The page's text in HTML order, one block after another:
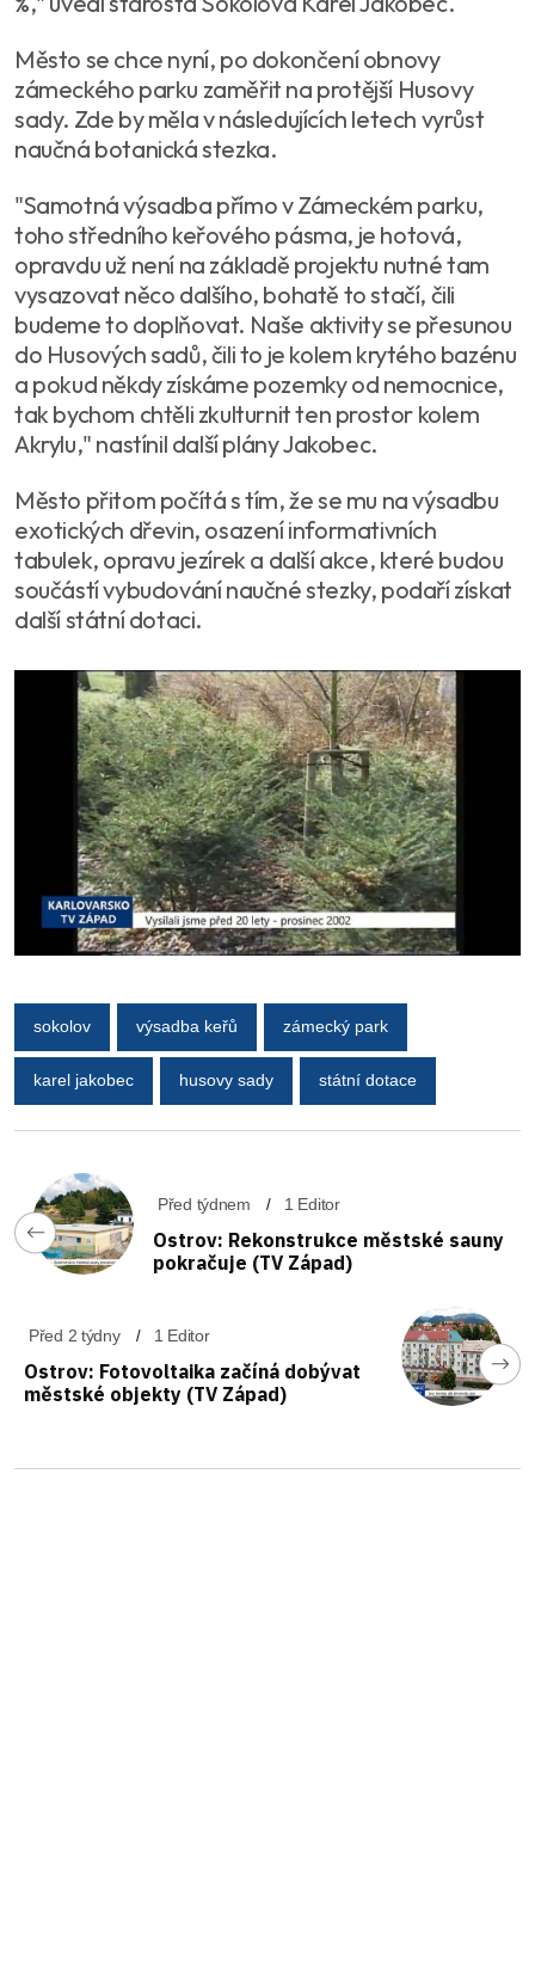
Město se chce nyní, po dokončení obnovy
zámeckého parku zaměřit na protější Husovy
sady. Zde by měla v následujících letech vyrůst
naučná botanická stezka.
"Samotná výsadba přímo v Zámeckém parku,
toho středního keřového pásma, je hotová,
opravdu už není na základě projektu nutné tam
vysazovat něco dalšího, bohatě to stačí, čili
budeme to doplňovat. Naše aktivity se přesunou
do Husových sadů, čili to je kolem krytého bazénu
a pokud někdy získáme pozemky od nemocnice,
tak bychom chtěli zkulturnit ten prostor kolem
Akrylu," nastínil další plány Jakobec.
Město přitom počítá s tím, že se mu na výsadbu
exotických dřevin, osazení informativních
tabulek, opravu jezírek a další akce, které budou
součástí vybudování naučné stezky, podaří získat
další státní dotaci.
sokolov výsadba keřů zámecký park
karel jakobec husovy sady státní dotace
Před týdnem 1 Editor
Ostrov: Rekonstrukce městské sauny
pokračuje (TV Západ)
Před 2 týdny 1 Editor
Ostrov: Fotovoltaika začíná dobývat
městské objekty (TV Západ)